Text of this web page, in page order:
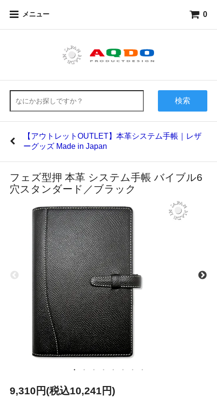
メニュー 0
検索
【アウトレットOUTLET】本革システム手帳｜レザ
ーグッズ Made in Japan
フェズ型押 本革 システム手帳 バイブル6
穴スタンダード／ブラック
9,310円(税込10,241円)